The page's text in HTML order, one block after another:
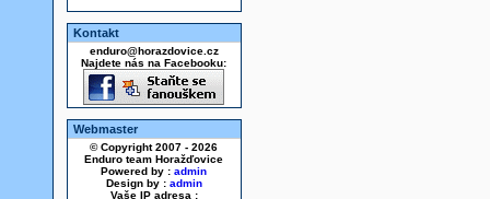
Kontakt
enduro@horazdovice.cz
Najdete nás na Facebooku:
Webmaster
© Copyright 2007 - 2026
Enduro team Horažďovice
Powered by : admin
Design by : admin
Vaše IP adresa :